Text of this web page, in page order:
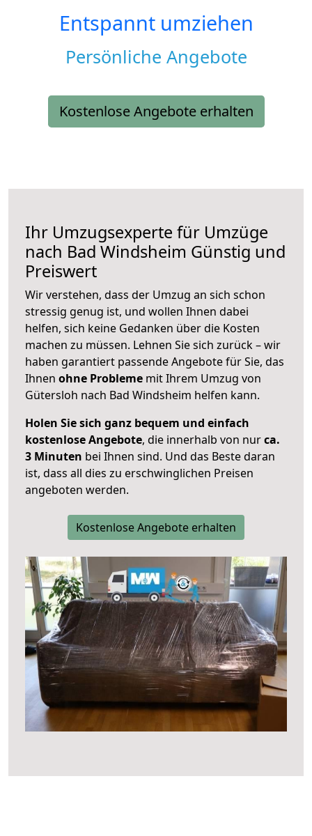
Entspannt umziehen
Persönliche Angebote
Kostenlose Angebote erhalten
Ihr Umzugsexperte für Umzüge
nach Bad Windsheim Günstig und
Preiswert
Wir verstehen, dass der Umzug an sich schon
stressig genug ist, und wollen Ihnen dabei
helfen, sich keine Gedanken über die Kosten
machen zu müssen. Lehnen Sie sich zurück – wir
haben garantiert passende Angebote für Sie, das
Ihnen ohne Probleme mit Ihrem Umzug von
Gütersloh nach Bad Windsheim helfen kann.
Holen Sie sich ganz bequem und einfach
kostenlose Angebote, die innerhalb von nurca.
3 Minuten bei Ihnen sind. Und das Beste daran
ist, dass all dies zu erschwinglichen Preisen
angeboten werden.
Kostenlose Angebote erhalten